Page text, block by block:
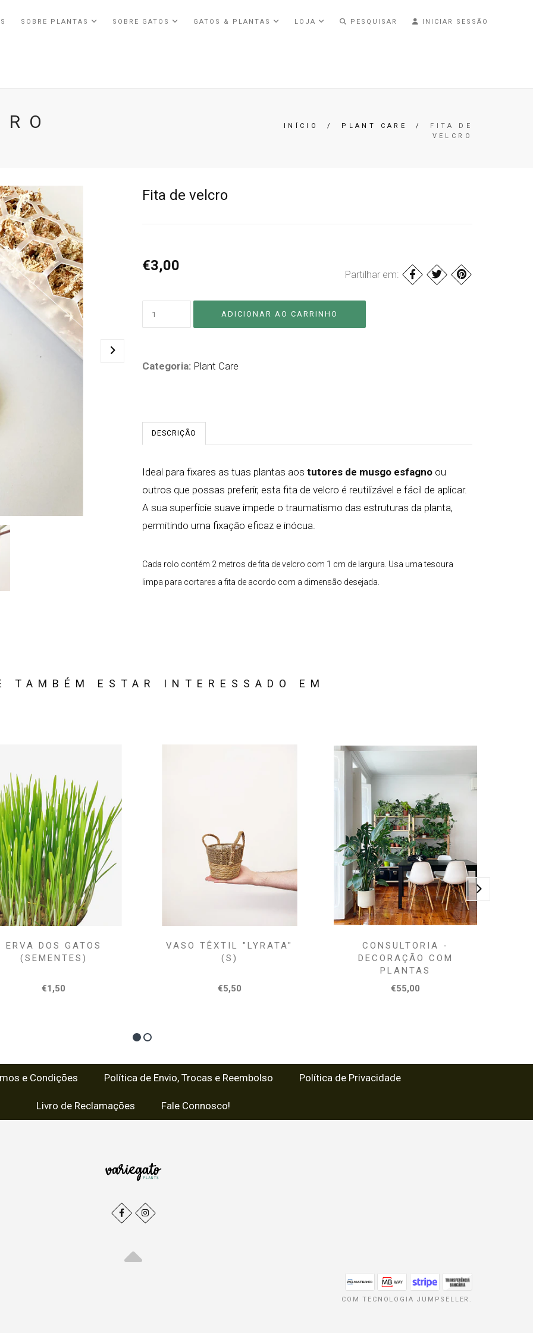
SOBRE PLANTAS SOBRE GATOS GATOS & PLANTAS LOJA PESQUISAR INICIAR SESSÃO
INÍCIO / PLANT CARE / FITA DE
VELCRO
Fita de velcro
€3,00
Partilhar em:
Categoria: Plant Care
DESCRIÇÃO
Ideal para fixares as tuas plantas aos tutores de musgo esfagno ou
outros que possas preferir, esta fita de velcro é reutilizável e fácil de aplicar.
A sua superfície suave impede o traumatismo das estruturas da planta,
permitindo uma fixação eficaz e inócua.
Cada rolo contém 2 metros de fita de velcro com 1 cm de largura. Usa uma tesoura
limpa para cortares a fita de acordo com a dimensão desejada.
TAMBÉM ESTAR INTERESSADO EM
ERVA DOS GATOS
(SEMENTES)
€1,50
VASO TÊXTIL "LYRATA"
(S)
€5,50
CONSULTORIA -
DECORAÇÃO COM
PLANTAS
€55,00
e Condições Política de Envio, Trocas e Reembolso Política de Privacidade
Livro de Reclamações Fale Connosco!
COM TECNOLOGIA JUMPSELLER .